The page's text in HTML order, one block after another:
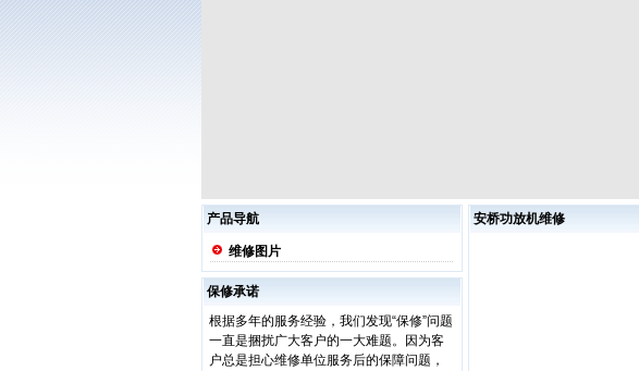
产品导航
维修图片
保修承诺
根据多年的服务经验，我们发现“保修”问题
一直是捆扰广大客户的一大难题。因为客
户总是担心维修单位服务后的保障问题，
安桥功放机维修